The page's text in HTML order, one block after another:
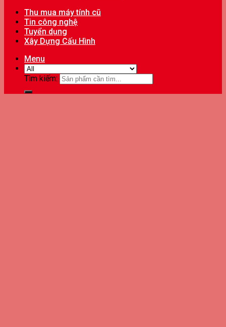
Thu mua máy tính cũ
Tin công nghệ
Tuyển dụng
Xây Dựng Cấu Hình
Menu
Tìm kiếm: